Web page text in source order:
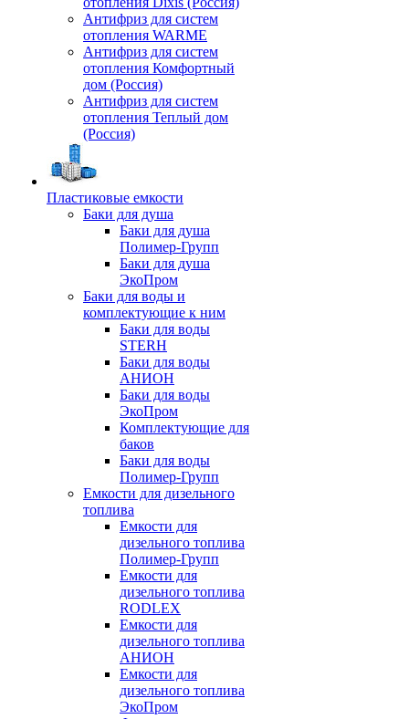
Антифриз для систем
отопления WARME
Антифриз для систем
отопления Комфортный
дом (Россия)
Антифриз для систем
отопления Теплый дом
(Россия)
Пластиковые емкости
Баки для душа
Баки для душа
Полимер-Групп
Баки для душа
ЭкоПром
Баки для воды и
комплектующие к ним
Баки для воды
STERH
Баки для воды
АНИОН
Баки для воды
ЭкоПром
Комплектующие для
баков
Баки для воды
Полимер-Групп
Емкости для дизельного
топлива
Емкости для
дизельного топлива
Полимер-Групп
Емкости для
дизельного топлива
RODLEX
Емкости для
дизельного топлива
АНИОН
Емкости для
дизельного топлива
ЭкоПром